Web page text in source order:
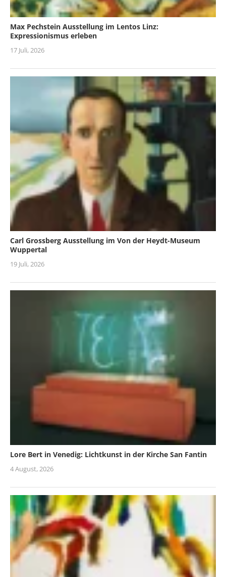
Max Pechstein Ausstellung im Lentos Linz:
Expressionismus erleben
17 Juli, 2026
Carl Grossberg Ausstellung im Von der Heydt-Museum
Wuppertal
19 Juli, 2026
Lore Bert in Venedig: Lichtkunst in der Kirche San Fantin
4 August, 2026